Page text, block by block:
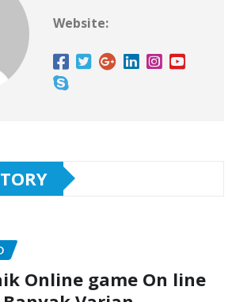
Website:
Online game On line